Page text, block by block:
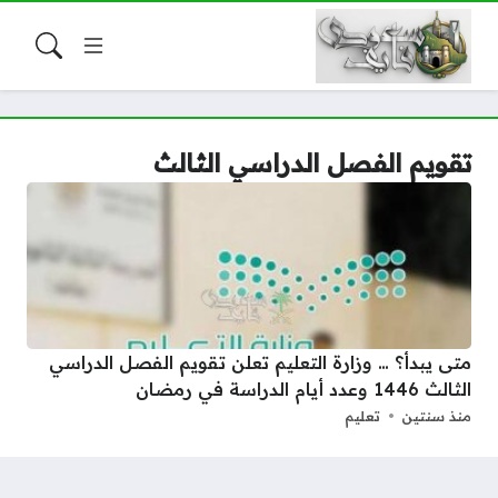
تقويم الفصل الدراسي الثالث
متى يبدأ؟ … وزارة التعليم تعلن تقويم الفصل الدراسي
الثالث 1446 وعدد أيام الدراسة في رمضان
منذ سنتين تعليم